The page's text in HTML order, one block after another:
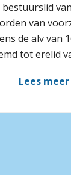
van
van
de alv van
tot erelid
Lees meer